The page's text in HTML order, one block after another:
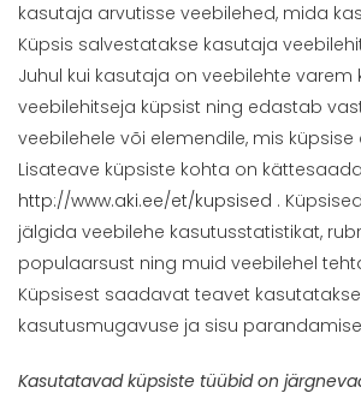
kasutaja arvutisse veebilehed, mida
Küpsis salvestatakse kasutaja
Juhul kui kasutaja on veebilehte varem
veebilehitseja küpsist ning edastab
veebilehele või elemendile, mis
Lisateave küpsiste kohta on
http://www.aki.ee/et/kupsised .
jälgida veebilehe kasutusstatistikat,
populaarsust ning muid veebilehel
Küpsisest saadavat teavet
kasutusmugavuse ja sisu
Kasutatavad küpsiste tüübid on